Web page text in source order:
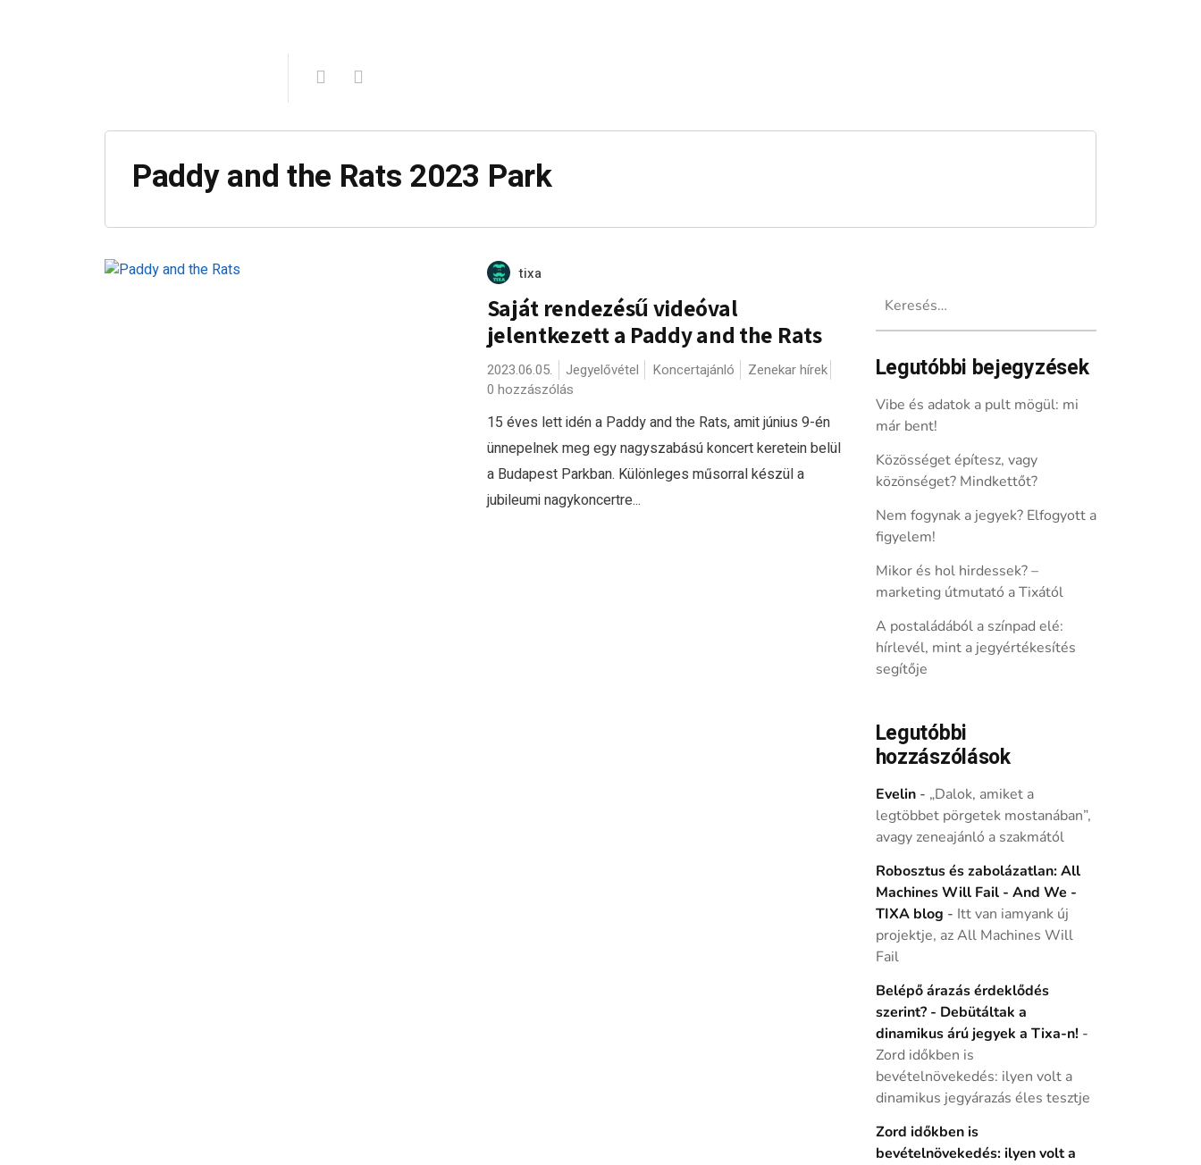
Paddy and the Rats 2023 Park
tixa
Saját rendezésű videóval
jelentkezett a Paddy and the Rats
2023.06.05. Jegyelővétel Koncertajánló
Zenekar hírek
0 hozzászólás
15 éves lett idén a Paddy and the Rats, amit június 9-én
ünnepelnek meg egy nagyszabású koncert keretein belül
a Budapest Parkban. Különleges műsorral készül a
jubileumi nagykoncertre...
Legutóbbi bejegyzések
Vibe és adatok a pult mögül: mi
már bent!
Közösséget építesz, vagy
közönséget? Mindkettőt?
Nem fogynak a jegyek? Elfogyott a
figyelem!
Mikor és hol hirdessek? –
marketing útmutató a Tixától
A postaládából a színpad elé:
hírlevél, mint a jegyértékesítés
segítője
Legutóbbi
hozzászólások
Evelin- „Dalok, amiket a
legtöbbet pörgetek mostanában”,
avagy zeneajánló a szakmától
Robosztus és zabolázatlan: All
Machines Will Fail - And We -
TIXA blog - Itt van iamyank új
projektje, az All Machines Will
Fail
Belépő árazás érdeklődés
szerint? - Debütáltak a
dinamikus árú jegyek a Tixa-n! -
Zord időkben is
bevételnövekedés: ilyen volt a
dinamikus jegyárazás éles tesztje
Zord időkben is
bevételnövekedés: ilyen volt a